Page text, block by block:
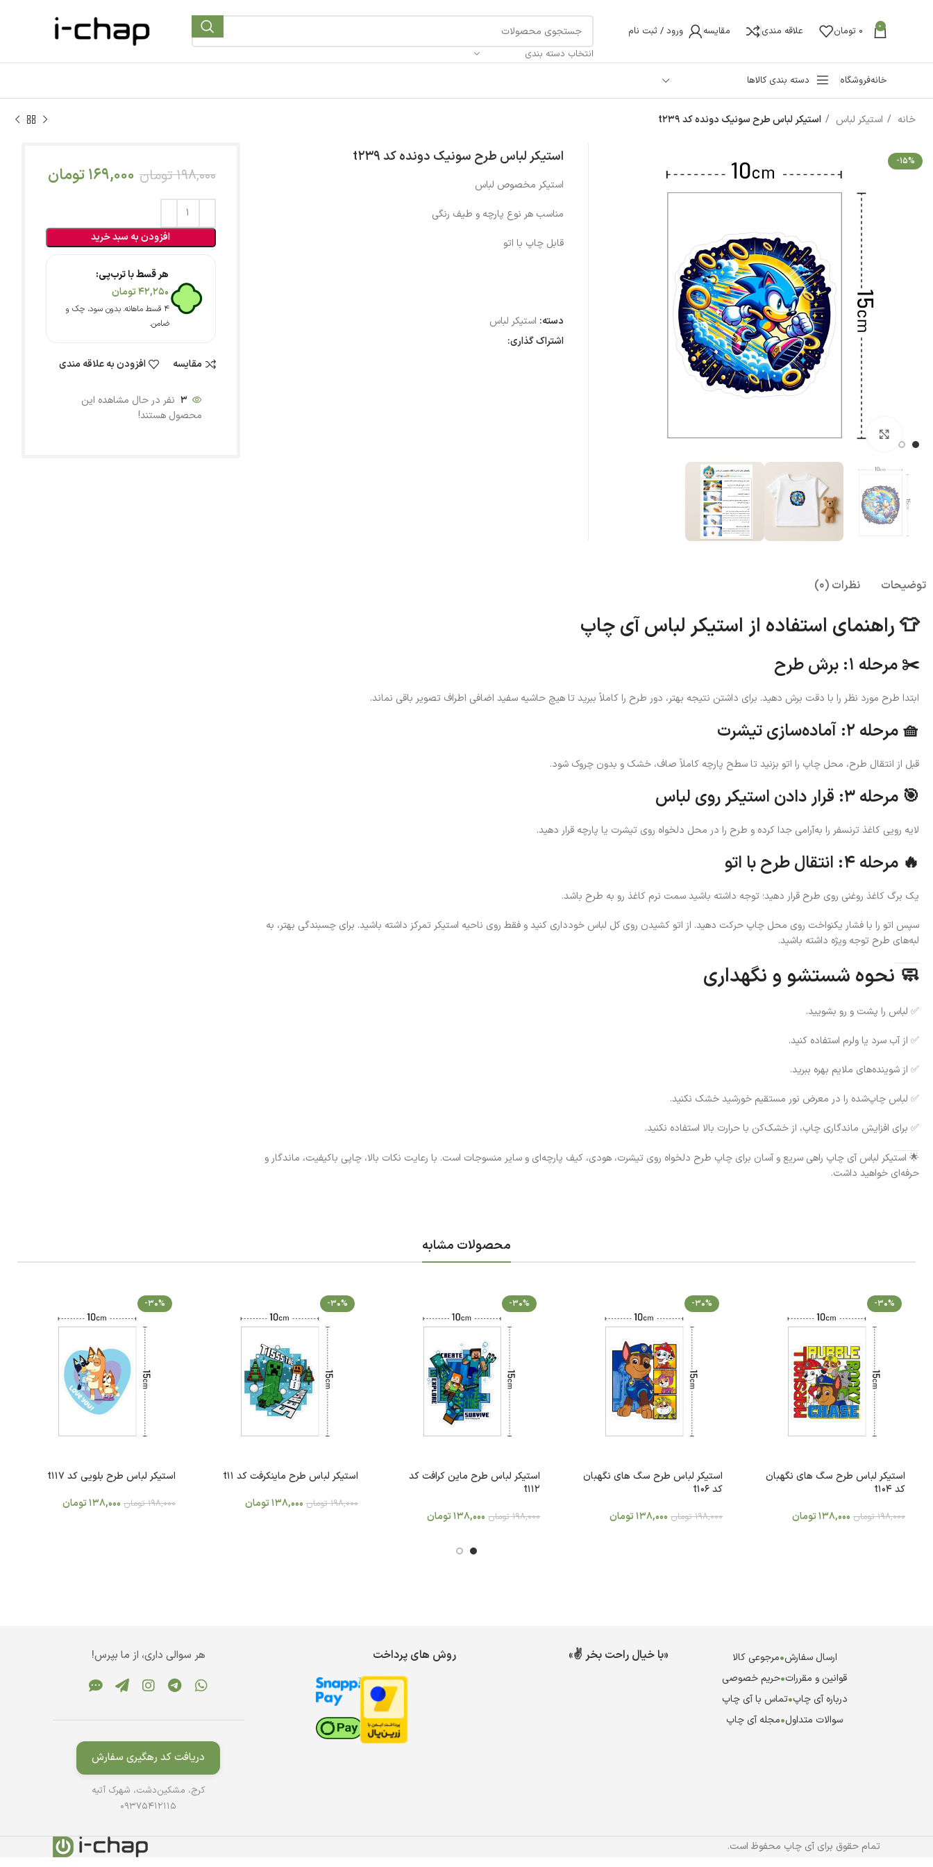
0
0 تومان علاقه مندی مقایسه
ورود / ثبت نام
انتخاب دسته بندی
خانهفروشگاه دسته بندی کالاها
خانه استیکر لباس استیکر لباس طرح سونیک دونده کد t239
-15%
بزرگنمایی تصویر
استیکر لباس طرح سونیک دونده کد t239
استیکر مخصوص لباس
مناسب هر نوع پارچه و طیف رنگی
قابل چاپ با اتو
دسته: استیکر لباس
اشتراک گذاری:
198,000 تومان 169,000تومان
افزودن به سبد خرید
هر قسط با ترب‌پی:
42,250تومان
۴ قسط ماهانه. بدون سود، چک و
ضامن.
مقایسه افزودن به علاقه مندی
3 نفر در حال مشاهده این
محصول هستند!
توضیحات نظرات (0)
👕 راهنمای استفاده از استیکر لباس آی چاپ
✂️ مرحله ۱: برش طرح
ابتدا طرح مورد نظر را با دقت برش دهید. برای داشتن نتیجه بهتر، دور طرح را کاملاً ببرید تا هیچ حاشیه سفید اضافی اطراف تصویر باقی نماند.
🧺 مرحله ۲: آماده‌سازی تیشرت
قبل از انتقال طرح، محل چاپ را اتو بزنید تا سطح پارچه کاملاً صاف، خشک و بدون چروک شود.
🎯 مرحله ۳: قرار دادن استیکر روی لباس
لایه رویی کاغذ ترنسفر را به‌آرامی جدا کرده و طرح را در محل دلخواه روی تیشرت یا پارچه قرار دهید.
🔥 مرحله ۴: انتقال طرح با اتو
یک برگ کاغذ روغنی روی طرح قرار دهید؛ توجه داشته باشید سمت نرم کاغذ رو به طرح باشد.
سپس اتو را با فشار یکنواخت روی محل چاپ حرکت دهید. از اتو کشیدن روی کل لباس خودداری کنید و فقط روی ناحیه استیکر تمرکز داشته باشید. برای چسبندگی بهتر، به
لبه‌های طرح توجه ویژه داشته باشید.
🧼 نحوه شستشو و نگهداری
✅ لباس را پشت و رو بشویید.
✅ از آب سرد یا ولرم استفاده کنید.
✅ از شوینده‌های ملایم بهره ببرید.
✅ لباس چاپ‌شده را در معرض نور مستقیم خورشید خشک نکنید.
✅ برای افزایش ماندگاری چاپ، از خشک‌کن با حرارت بالا استفاده نکنید.
🌟 استیکر لباس آی چاپ راهی سریع و آسان برای چاپ طرح دلخواه روی تیشرت، هودی، کیف پارچه‌ای و سایر منسوجات است. با رعایت نکات بالا، چاپی باکیفیت، ماندگار و
حرفه‌ای خواهید داشت.
محصولات مشابه
-30%
استیکر لباس طرح سگ های نگهبان
کد t104
198,000 تومان 138,000تومان
-30%
استیکر لباس طرح سگ های نگهبان
کد t106
198,000 تومان 138,000تومان
-30%
استیکر لباس طرح ماین کرافت کد
t112
198,000 تومان 138,000تومان
-30%
استیکر لباس طرح ماینکرفت کد t11
198,000 تومان 138,000تومان
-30%
استیکر لباس طرح بلویی کد t117
198,000 تومان 138,000تومان
ارسال سفارش•مرجوعی کالا
قوانین و مقررات•حریم خصوصی
درباره آی چاپ•تماس با آی چاپ
سوالات متداول•مجله آی چاپ
«با خیال راحت بخر ✌️» روش های پرداخت هر سوالی داری، از ما بپرس!
دریافت کد رهگیری سفارش
کرج، مشکین‌دشت، شهرک آتیه
09375412115
تمام حقوق برای آی چاپ محفوظ است.